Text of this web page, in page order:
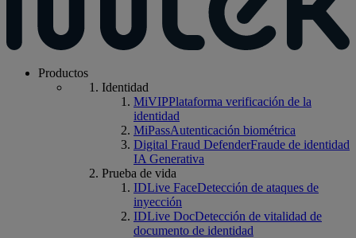
Productos
Identidad
MiVIPPlataforma verificación de la
identidad
MiPassAutenticación biométrica
Digital Fraud DefenderFraude de identidad
IA Generativa
Prueba de vida
IDLive FaceDetección de ataques de
inyección
IDLive DocDetección de vitalidad de
documento de identidad